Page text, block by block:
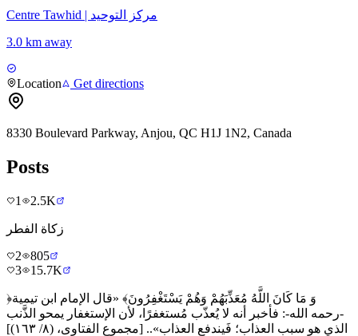
Centre Tawhid | مركز التوحيد
3.0 km away
Location Get directions
8330 Boulevard Parkway, Anjou, QC H1J 1N2, Canada
Posts
1 2.5K
زكاة الفطر
2
805
3
15.7K
﴿وَ مَا كَانَ اللَّهُ مُعَذِّبَهُمْ وَهُمْ يَسْتَغْفِرُونَ﴾ «قال الإمام ابن تيمية
-رحمه الله-: فأخبر أنه لا يُعذّب مُستغفرًا، لأن الإستغفار يمحو الذَّنب
الذي هو سبب العذاب؛ فَيندفع العذاب».. [مجموع الفتاوى، (٨/ ١٦٣)]